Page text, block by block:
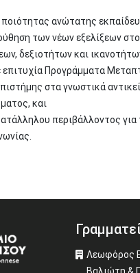
ανώτατης
των νέων εξελίξεων
δεξιοτήτων και
Προγράμματα
στα γνωστικά
και
περιβάλλοντος
Λεωφόρος